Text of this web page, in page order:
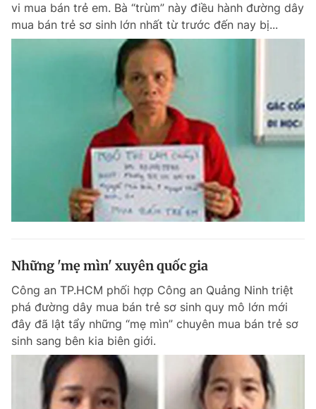
vi mua bán trẻ em. Bà “trùm” này điều hành đường dây
mua bán trẻ sơ sinh lớn nhất từ trước đến nay bị...
Những 'mẹ mìn' xuyên quốc gia
Công an TP.HCM phối hợp Công an Quảng Ninh triệt
phá đường dây mua bán trẻ sơ sinh quy mô lớn mới
đây đã lật tẩy những “mẹ mìn” chuyên mua bán trẻ sơ
sinh sang bên kia biên giới.